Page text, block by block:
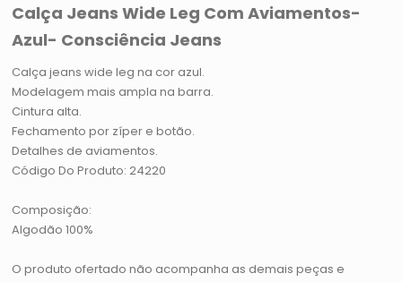
Calça Jeans Wide Leg Com Aviamentos-
Azul- Consciência Jeans
Calça jeans wide leg na cor azul.
Modelagem mais ampla na barra.
Cintura alta.
Fechamento por zíper e botão.
Detalhes de aviamentos.
Código Do Produto: 24220
Composição:
Algodão 100%
O produto ofertado não acompanha as demais peças e